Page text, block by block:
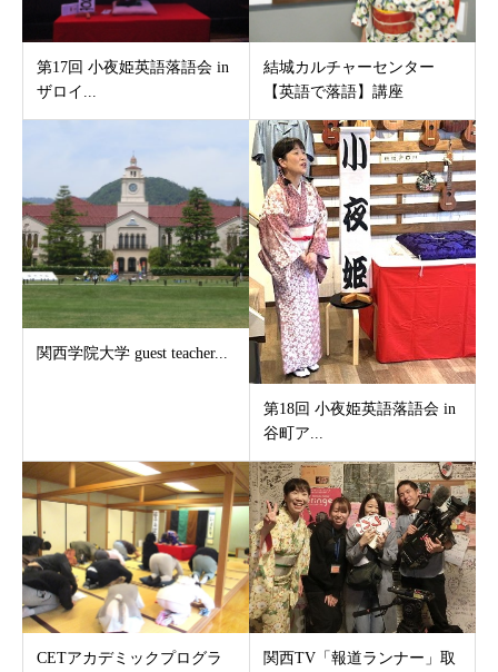
第17回 小夜姫英語落語会 in
ザロイ...
結城カルチャーセンター
【英語で落語】講座
関西学院大学 guest teacher...
第18回 小夜姫英語落語会 in
谷町ア...
CETアカデミックプログラ
関西TV「報道ランナー」取